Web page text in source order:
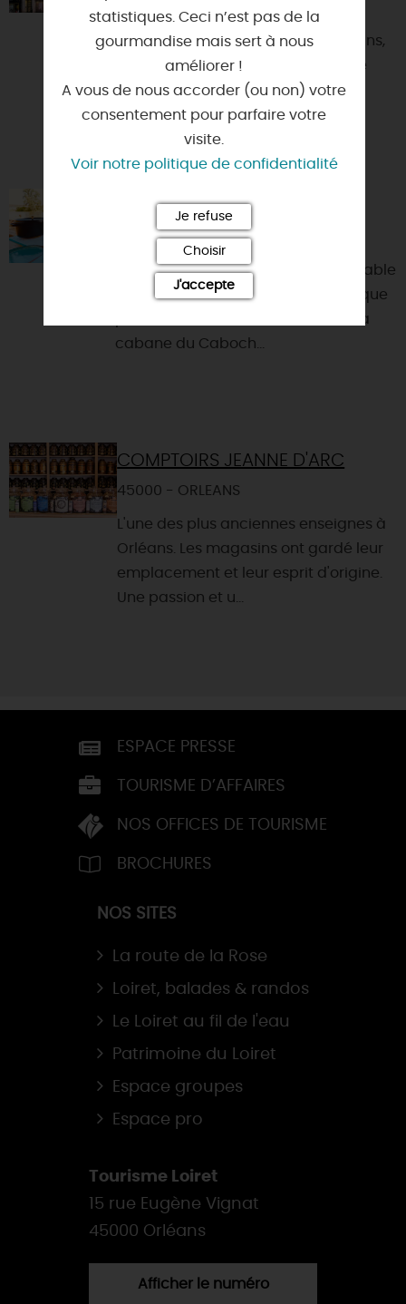
Dominant l'une des artères
principales du centre-ville d'Orléans,
le Best Western hôtel d'Arc est une
halte idéale pour les séjo...
MANGER SUR LE CABOCHÉR
45000 - ORLEANS
Pour 6 à 8 personnes, un Repas à Table
hors du commun est préparé rien que
pour vous sur la terrasse ou dans la
cabane du Caboch...
COMPTOIRS JEANNE D'ARC
45000 - ORLEANS
L'une des plus anciennes enseignes à
Orléans. Les magasins ont gardé leur
emplacement et leur esprit d'origine.
Une passion et u...
ESPACE PRESSE
TOURISME D’AFFAIRES
NOS OFFICES DE TOURISME
BROCHURES
NOS SITES
La route de la Rose
Loiret, balades & randos
Le Loiret au fil de l'eau
Patrimoine du Loiret
Espace groupes
Espace pro
Tourisme Loiret
15 rue Eugène Vignat
45000 Orléans
Afficher le numéro
statistiques. Ceci n’est pas de la
gourmandise mais sert à nous
améliorer !
A vous de nous accorder (ou non) votre
consentement pour parfaire votre
visite.
Voir notre politique de confidentialité
Je refuse
Choisir
J'accepte